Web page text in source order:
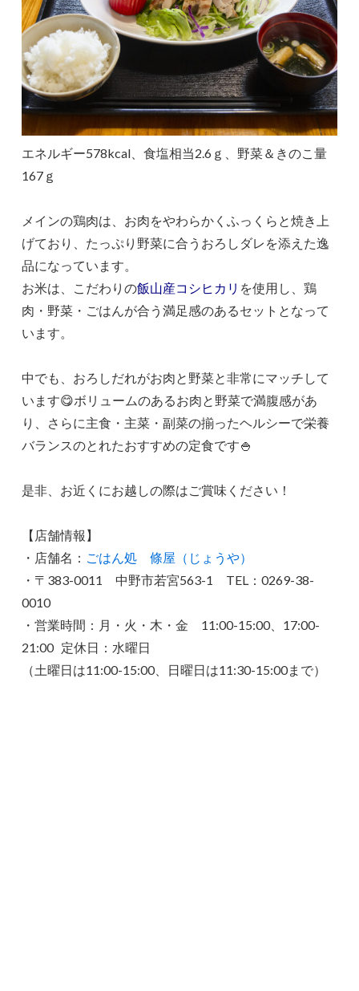
エネルギー578kcal、食塩相当2.6ｇ、野菜＆きのこ量
167ｇ
メインの鶏肉は、お肉をやわらかくふっくらと焼き上
げており、たっぷり野菜に合うおろしダレを添えた逸
品になっています。
お米は、こだわりの飯山産コシヒカリ を使用し、鶏
肉・野菜・ごはんが合う満足感のあるセットとなって
います。
中でも、おろしだれがお肉と野菜と非常にマッチして
います😋ボリュームのあるお肉と野菜で満腹感があ
り、さらに主食・主菜・副菜の揃ったヘルシーで栄養
バランスのとれたおすすめの定食です🍚
是非、お近くにお越しの際はご賞味ください！
【店舗情報】
・店舗名： ごはん処 條屋（じょうや）
・〒383-0011 中野市若宮563-1 TEL：0269-38-
0010
・営業時間：月・火・木・金 11:00-15:00、17:00-
21:00 定休日：水曜日
（土曜日は11:00-15:00、日曜日は11:30-15:00まで）